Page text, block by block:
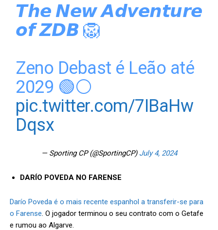
𝙏𝙝𝙚 𝙉𝙚𝙬 𝘼𝙙𝙫𝙚𝙣𝙩𝙪𝙧𝙚
𝙤𝙛 𝙕𝘿𝘽 🦁
Zeno Debast é Leão até
2029 🟢⚪
pic.twitter.com/7IBaHw
Dqsx
— Sporting CP (@SportingCP) July 4, 2024
DARÍO POVEDA NO FARENSE
Darío Poveda é o mais recente espanhol a transferir-se para
o Farense . O jogador terminou o seu contrato com o Getafe
e rumou ao Algarve.